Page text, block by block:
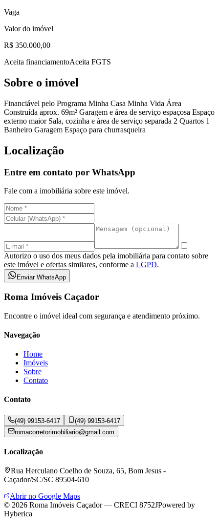
Vaga
Valor do imóvel
R$ 350.000,00
Aceita financiamentoAceita FGTS
Sobre o imóvel
Financiável pelo Programa Minha Casa Minha Vida Área
Construída aprox. 69m² Garagem e área de serviço espaçosa Espaço
externo maior Sala, cozinha e área de serviço separada 2 Quartos 1
Banheiro Garagem Espaço para churrasqueira
Localização
Entre em contato por WhatsApp
Fale com a imobiliária sobre este imóvel.
Autorizo o uso dos meus dados pela imobiliária para contato sobre
este imóvel e ofertas similares, conforme a LGPD.
Enviar WhatsApp
Roma Imóveis Caçador
Encontre o imóvel ideal com segurança e atendimento próximo.
Navegação
Home
Imóveis
Sobre
Contato
Contato
(49) 99153-6417
(49) 99153-6417
romacorretorimobiliario@gmail.com
Localização
Rua Herculano Coelho de Souza, 65, Bom Jesus -
Caçador/SC/SC 89504-610
Abrir no Google Maps
© 2026 Roma Imóveis Caçador— CRECI 8752JPowered by
Hyberica